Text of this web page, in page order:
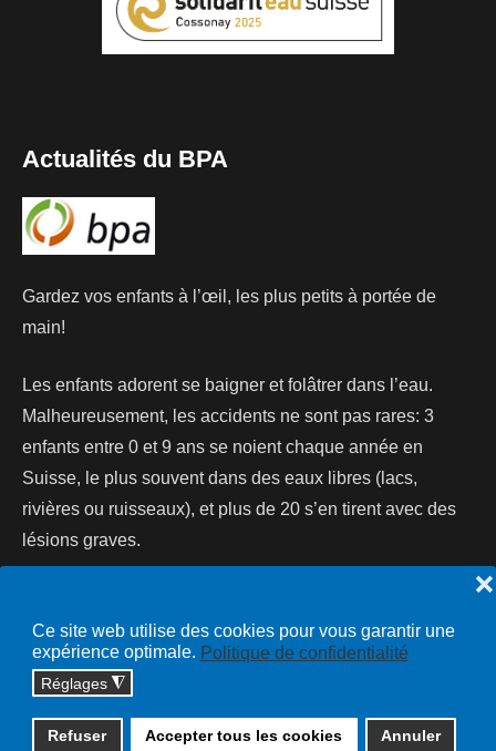
Ce site web utilise des cookies pour vous garantir une
expérience optimale. Politique de confidentialité
Réglages ◮
Refuser Accepter tous les cookies Annuler
❌
Actualités du BPA
Gardez vos enfants à l’œil, les plus petits à portée de
main!
Les enfants adorent se baigner et folâtrer dans l’eau.
Malheureusement, les accidents ne sont pas rares: 3
enfants entre 0 et 9 ans se noient chaque année en
Suisse, le plus souvent dans des eaux libres (lacs,
rivières ou ruisseaux), et plus de 20 s’en tirent avec des
lésions graves.
Copyright © 2026 cossonay.ch - tous droits réservés | site :